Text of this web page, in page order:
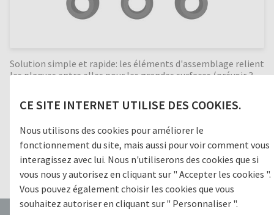
CE SITE INTERNET UTILISE DES COOKIES.
Nous utilisons des cookies pour améliorer le
fonctionnement du site, mais aussi pour voir comment vous
interagissez avec lui. Nous n'utiliserons des cookies que si
vous nous y autorisez en cliquant sur " Accepter les cookies ".
Vous pouvez également choisir les cookies que vous
souhaitez autoriser en cliquant sur " Personnaliser ".
Solution simple et rapide: les éléments d'assemblage relient
les plaques entre elles pour les grandes surfaces.(prévoir 3
manuellement et sans outil.
PARTICULARITÉS